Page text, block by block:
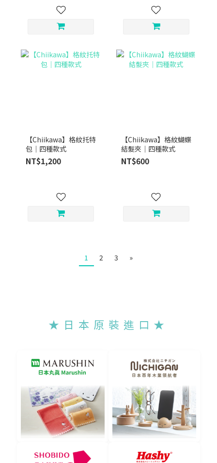
【Chiikawa】格紋托特
包｜四種款式
NT$1,200
【Chiikawa】格紋蝴蝶
結髮夾｜四種款式
NT$600
1 2 3 »
★ 日 本 原 裝 進 口 ★